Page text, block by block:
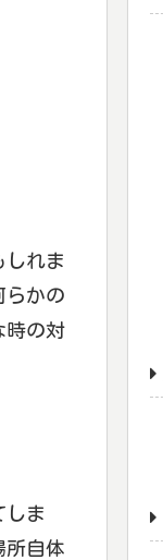
しれま
らかの
時の対
しま
所自体